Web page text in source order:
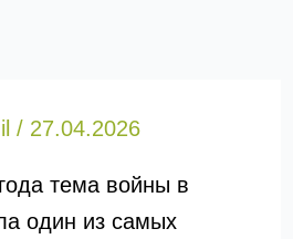
/ 27.04.2026
тема войны в
один из самых